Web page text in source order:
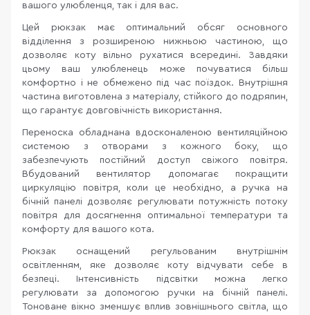
вашого улюбленця, так і для вас.
Цей рюкзак має оптимальний обсяг основного
відділення з розширеною нижньою частиною, що
дозволяє коту вільно рухатися всередині. Завдяки
цьому ваш улюбленець може почуватися більш
комфортно і не обмежено під час поїздок. Внутрішня
частина виготовлена з матеріалу, стійкого до подряпин,
що гарантує довговічність використання.
Переноска обладнана вдосконаленою вентиляційною
системою з отворами з кожного боку, що
забезпечують постійний доступ свіжого повітря.
Вбудований вентилятор допомагає покращити
циркуляцію повітря, коли це необхідно, а ручка на
бічній панелі дозволяє регулювати потужність потоку
повітря для досягнення оптимальної температури та
комфорту для вашого кота.
Рюкзак оснащений регульованим внутрішнім
освітленням, яке дозволяє коту відчувати себе в
безпеці. Інтенсивність підсвітки можна легко
регулювати за допомогою ручки на бічній панелі.
Тоноване вікно зменшує вплив зовнішнього світла, що